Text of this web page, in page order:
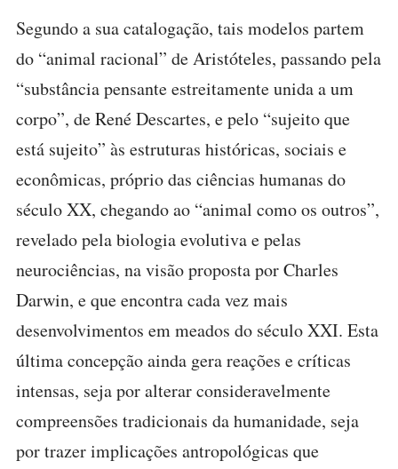
Segundo a sua catalogação, tais modelos partem
do “animal racional” de Aristóteles, passando pela
“substância pensante estreitamente unida a um
corpo”, de René Descartes, e pelo “sujeito que
está sujeito” às estruturas históricas, sociais e
econômicas, próprio das ciências humanas do
século XX, chegando ao “animal como os outros”,
revelado pela biologia evolutiva e pelas
neurociências, na visão proposta por Charles
Darwin, e que encontra cada vez mais
desenvolvimentos em meados do século XXI. Esta
última concepção ainda gera reações e críticas
intensas, seja por alterar consideravelmente
compreensões tradicionais da humanidade, seja
por trazer implicações antropológicas que